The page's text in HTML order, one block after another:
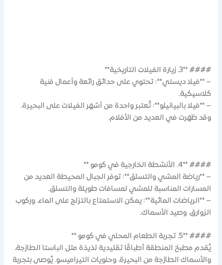
#### **3. زيارة الفيلات التاريخية**
– **فيلا ديستي**: تحتوي على حدائق رائعة وأعمال فنية
كلاسيكية.
– **فيلا بالبيانيلو**: تُعتبر واحدة من أشهر الفيلات على البحيرة،
وقد ظهرت في العديد من الأفلام.
#### **4. الأنشطة الخارجية في كومو **
– **رياضة المشي والتسلق**: توفر الجبال المحيطة العديد من
المسارات المناسبة للمشي لمسافات طويلة والتسلق.
– **الرياضات المائية**: يمكن الاستمتاع بالتزلج على الماء، وركوب
الزوارق، وصيد الأسماك.
#### **5. تجربة الطعام المحلي في كومو **
يُقدم مطبخ المنطقة أطباقًا تقليدية لذيذة مثل الباستا الطازجة،
والأسماك الطازجة من البحيرة، وحلويات التيراميسو. يُوصى بتجربة